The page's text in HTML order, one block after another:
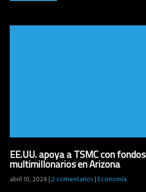
EE.UU. apoya a TSMC con fondos
multimillonarios en Arizona
abril 10, 2024|2 comentarios|Economía